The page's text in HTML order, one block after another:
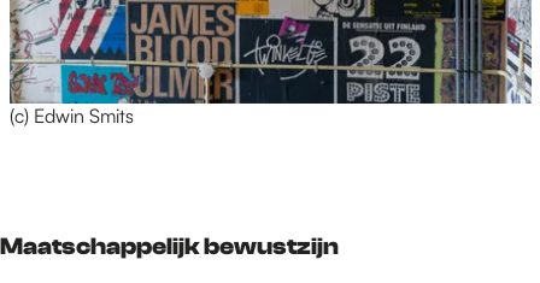
(c) Edwin Smits
Maatschappelijk bewustzijn